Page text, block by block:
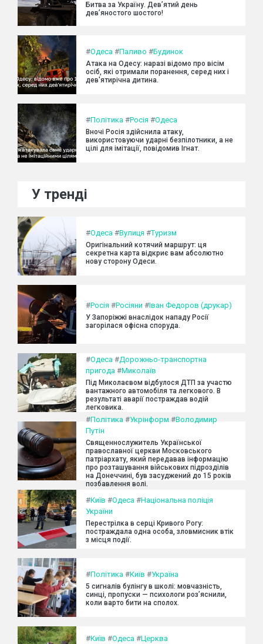
Битва за Україну. Дев’ятий день
дев’яностого шостого!
#Одеса #Паливо #Будинок
Атака на Одесу: наразі відомо про вісім
осіб, які отримали поранення, серед них і
дев'ятирічна дитина.
#Політика #Росія #Одеса
Вночі Росія здійснила атаку,
використовуючи ударні безпілотники, а не
цілі для імітації, повідомив Ігнат.
У тренді
#Одеса #Вулиця #Туризм
Оригінальний котячий маршрут: ця
секретна карта відкриє вам абсолютно
нову сторону Одеси.
#Росія #Росіяни #Іван Федоров (друкар)
У Запоріжжі внаслідок нападу Росії
загорілася офісна споруда.
#Одеса #Дорожньо-транспортна
пригода #Миколаїв
Під Миколаєвом відбулося ДТП за участю
вантажного автомобіля та легкового. В
результаті аварії постраждав водій
легковика.
#Політика #Укрінформ #Володимир
Путін
Священнослужитель Української
православної церкви Московського
патріархату, який передавав інформацію
про розташування військових підрозділів
на Донеччині, був засуджений до 15 років
позбавлення волі.
#Київ #Одеса #Національна поліція
України
Перестрілка в серці Кривого Рогу:
постраждала одна особа, зловмисник втік
з місця події.
#Політика #Київ #Україна
5 сигналів булінгу в школі: мовчазність,
синці, пропуски — психологи роз’яснили,
коли варто бити на сполох.
#Київ #Одеса #Церква